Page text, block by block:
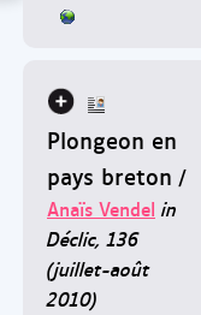
Plongeon en
pays breton /
Anaïs Vendel in
Déclic, 136
(juillet-août
2010)